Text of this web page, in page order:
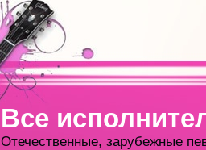
Все
Отечественные, зарубежные